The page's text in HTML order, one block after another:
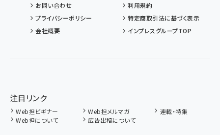
お問い合わせ
利用規約
プライバシーポリシー
特定商取引法に基づく表示
会社概要
インプレスグループTOP
注目リンク
Web担ビギナー Web担メルマガ
連載・特集
Web担について
広告出稿について